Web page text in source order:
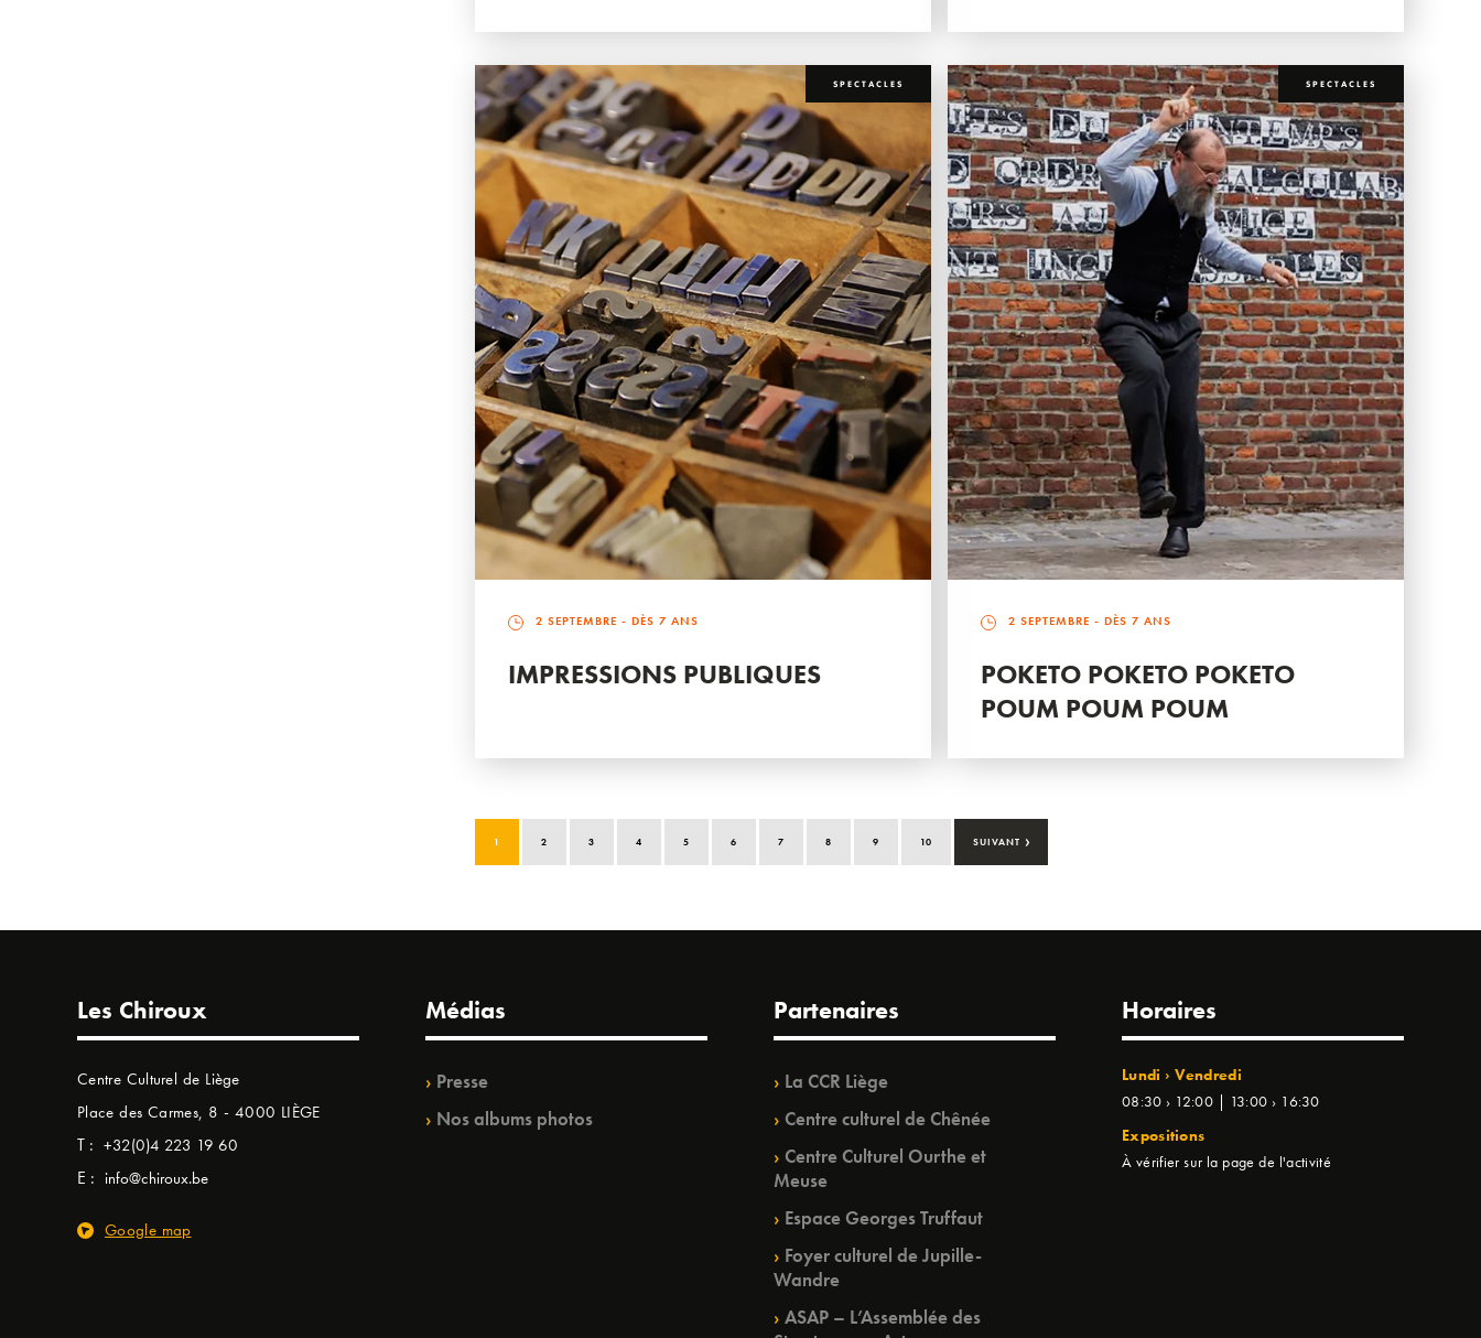
SPECTACLES
2 SEPTEMBRE - DÈS 7 ANS
IMPRESSIONS PUBLIQUES
SPECTACLES
2 SEPTEMBRE - DÈS 7 ANS
POKETO POKETO POKETO
POUM POUM POUM
1 2 3 4 5 6 7 8 9 10 SUIVANT ›
Les Chiroux
Centre Culturel de Liège
Place des Carmes, 8 - 4000 LIÈGE
T : +32(0)4 223 19 60
E : info@chiroux.be
Google map
Médias
Presse
Nos albums photos
Partenaires
La CCR Liège
Centre culturel de Chênée
Centre Culturel Ourthe et
Meuse
Espace Georges Truffaut
Foyer culturel de Jupille-
Wandre
ASAP – L’Assemblée des
Horaires
Lundi › Vendredi
08:30 › 12:00 | 13:00 › 16:30
Expositions
À vérifier sur la page de l'activité